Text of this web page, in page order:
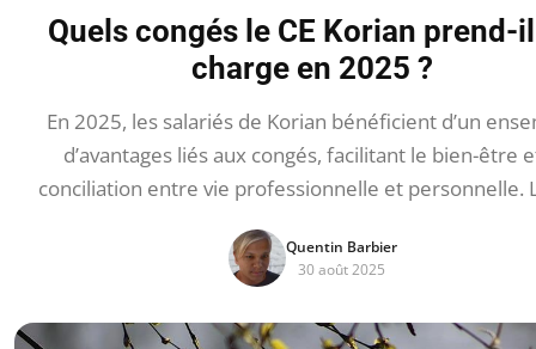
Quels congés le CE Korian prend-
charge en 2025 ?
En 2025, les salariés de Korian bénéficient d’un
d’avantages liés aux congés, facilitant le bien-être
conciliation entre vie professionnelle et personnelle.
Quentin Barbier
30 août 2025